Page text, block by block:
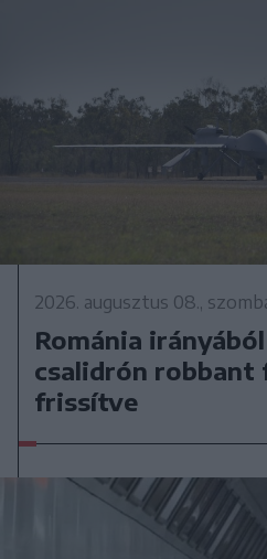
2026. augusztus 08.,
Románia
csalidrón robbant
frissítve